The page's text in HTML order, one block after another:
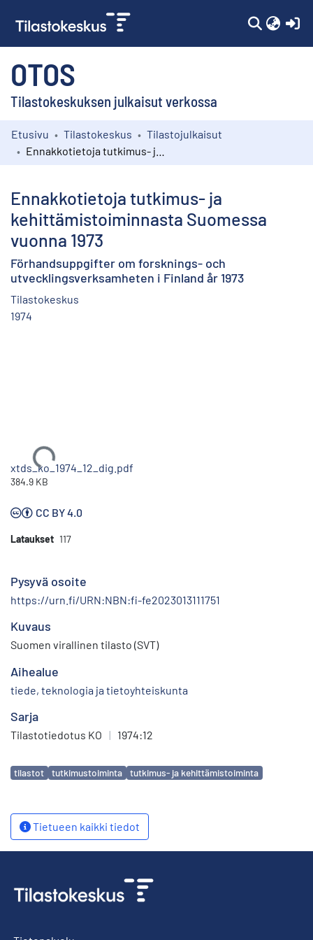
OTOS
Tilastokeskuksen julkaisut verkossa
Kokoelmat
Etusivu Tilastokeskus
Tilastojulkaisut
Ennakkotietoja tutkimus- ja
kehittämistoiminnasta Suomessa
vuonna 1973
Förhandsuppgifter om forsknings- och
utvecklingsverksamheten i Finland år 1973
Tilastokeskus
1974
Ladataan...
xtds_ko_1974_12_dig.pdf
384.9 KB
CC BY 4.0
Lataukset 117
Pysyvä osoite
https://urn.fi/URN:NBN:fi-fe2023013111751
Kuvaus
Suomen virallinen tilasto (SVT)
Aihealue
tiede, teknologia ja tietoyhteiskunta
Sarja
Tilastotiedotus KO | 1974:12
Avainsanat
tilastot tutkimustoiminta tutkimus- ja kehittämistoiminta
Tietueen kaikki tiedot